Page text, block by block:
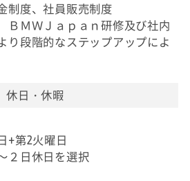
度、社員販売制度
ＭＷＪａｐａｎ研修及び社内
り段階的なステップアップによ
休日・休暇
第2火曜日
２日休日を選択